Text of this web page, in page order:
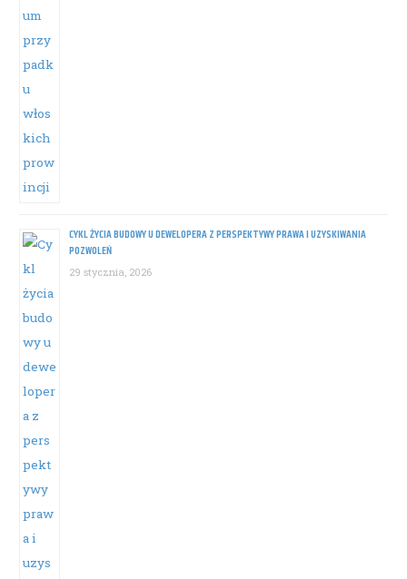
CYKL ŻYCIA BUDOWY U DEWELOPERA Z PERSPEKTYWY PRAWA I UZYSKIWANIA
POZWOLEŃ
29 stycznia, 2026